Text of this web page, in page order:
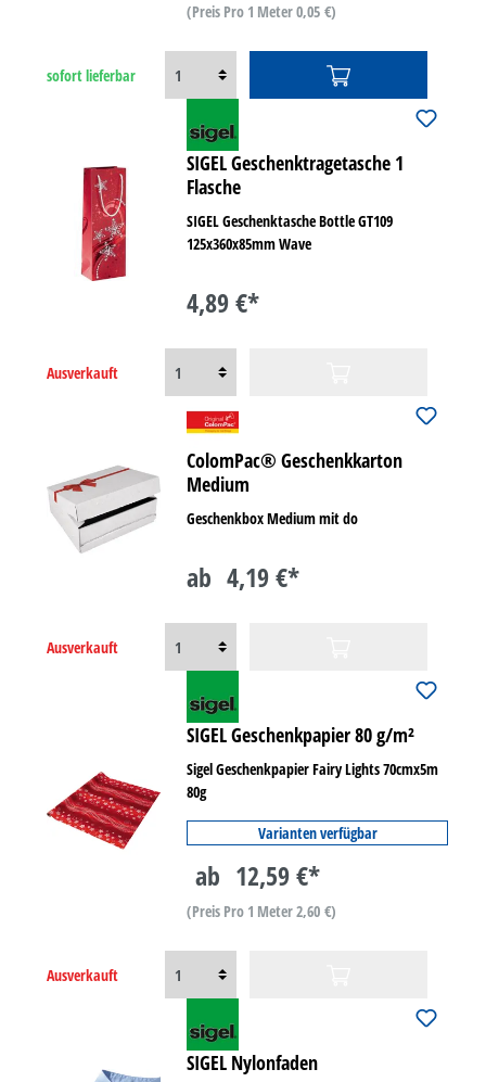
(Preis Pro 1 Meter 0,05 €)
sofort lieferbar
SIGEL Geschenktragetasche 1
Flasche
SIGEL Geschenktasche Bottle GT109
125x360x85mm Wave
4,89 €*
Ausverkauft
ColomPac® Geschenkkarton
Medium
Geschenkbox Medium mit do
ab 4,19 €*
Ausverkauft
SIGEL Geschenkpapier 80 g/m²
Sigel Geschenkpapier Fairy Lights 70cmx5m
80g
Varianten verfügbar
ab 12,59 €*
(Preis Pro 1 Meter 2,60 €)
Ausverkauft
SIGEL Nylonfaden